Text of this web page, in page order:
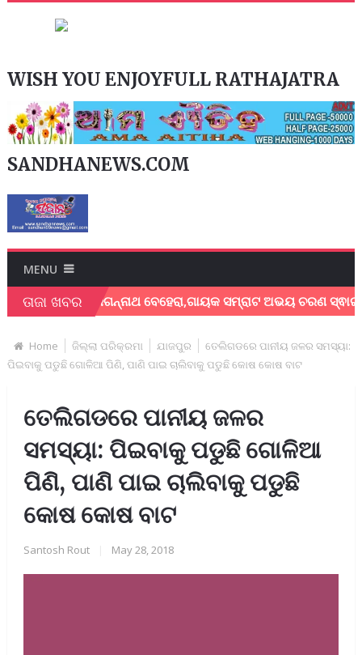
WISH YOU ENJOYFULL RATHAJATRA
SANDHANEWS.COM
MENU
ତାଜା ଖବର
ଶେଖର ଜଗନ୍ନାଥ ବେହେରା,ଗାୟକ ସମ୍ରାଟ ଅଭୟ ଚରଣ ସ୍ଵାଇଁଙ୍କ
Home ଜିଲ୍ଲା ପରିକ୍ରମା ଯାଜପୁର
ତେଲିଗଡରେ ପାନୀୟ ଜଳର ସମସ୍ୟା:
ପିଇବାକୁ ପଡୁଛି ଗୋଳିଆ ପିଣି, ପାଣି ପାଇ ଚାଲିବାକୁ ପଡୁଛି କୋଷ କୋଷ ବାଟ
ତେଲିଗଡରେ ପାନୀୟ ଜଳର
ସମସ୍ୟା: ପିଇବାକୁ ପଡୁଛି ଗୋଳିଆ
ପିଣି, ପାଣି ପାଇ ଚାଲିବାକୁ ପଡୁଛି
କୋଷ କୋଷ ବାଟ
Santosh Rout May 28, 2018